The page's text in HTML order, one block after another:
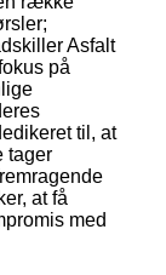
Asfalt
på
til, at
tager
at få
med